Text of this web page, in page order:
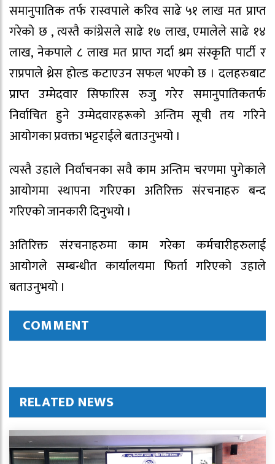
समानुपातिक तर्फ रास्वपाले करिव साढे ५१ लाख मत प्राप्त
गरेको छ , त्यस्तै कांग्रेसले साढे १७ लाख, एमालेले साढे १४
लाख, नेकपाले ८ लाख मत प्राप्त गर्दा श्रम संस्कृति पार्टी र
राप्रपाले थ्रेस होल्ड कटाएउन सफल भएको छ । दलहरुबाट
प्राप्त उम्मेदवार सिफारिस रुजु गरेर समानुपातिकतर्फ
निर्वाचित हुने उम्मेदवारहरूको अन्तिम सूची तय गरिने
आयोगका प्रवक्ता भट्टराईले बताउनुभयो ।
त्यस्तै उहाले निर्वाचनका सवै काम अन्तिम चरणमा पुगेकाले
आयोगमा स्थापना गरिएका अतिरिक्त संरचनाहरु बन्द
गरिएको जानकारी दिनुभयो ।
अतिरिक्त संरचनाहरुमा काम गरेका कर्मचारीहरुलाई
आयोगले सम्बन्धीत कार्यालयमा फिर्ता गरिएको उहाले
बताउनुभयो ।
COMMENT
RELATED NEWS